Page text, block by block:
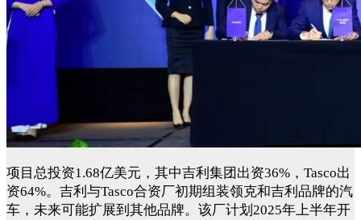
项目总投资1.68亿美元，其中吉利集团出资36%， Tasco出
资64%。吉利与Tasco合资厂初期组装领克和吉利品牌的汽
车，未来可能扩展到其他品牌。该厂计划2025年上半年开